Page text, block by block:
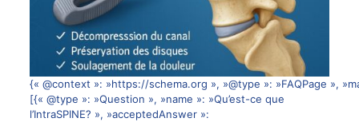
{« @context »: »https://schema.org », »@type »: »FAQPage »,
[{« @type »: »Question », »name »: »Qu’est-ce que
l’IntraSPINE? », »acceptedAnswer »: